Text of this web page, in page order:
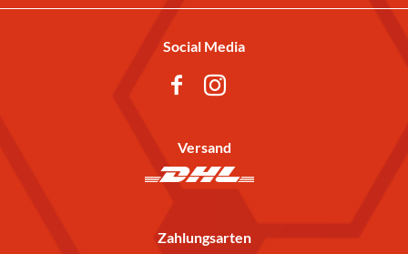
Social Media
Versand
Zahlungsarten